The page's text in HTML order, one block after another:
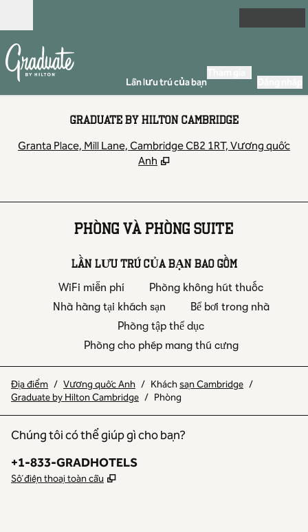
Mở
Lần lưu trú của bạn
GRADUATE BY HILTON CAMBRIDGE
Granta Place, Mill Lane, Cambridge CB2 1RT, Vương quốc
Anh
PHÒNG VÀ PHÒNG SUITE
LẦN LƯU TRÚ CỦA BẠN BAO GỒM
WiFi miễn phí
Phòng không hút thuốc
Nhà hàng tại khách sạn
Bể bơi trong nhà
Phòng tập thể dục
Phòng cho phép mang thú cưng
Địa điểm / Vương quốc Anh / Kháchsạn Cambridge /
Graduate by Hilton Cambridge / Phòng
Chúng tôi có thể giúp gì cho bạn?
Điện thoại:
+1-833-GRADHOTELS
Số điện thoại toàn cầu ,